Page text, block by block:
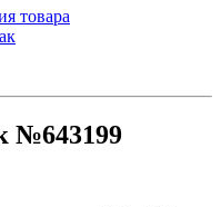
товара
№643199